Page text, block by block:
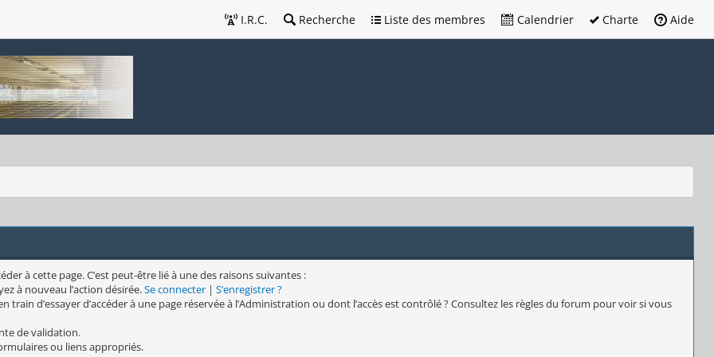
I.R.C. Recherche Liste des membres Calendrier Charte Aide
à cette page. C’est peut-être lié à une des raisons suivantes :
à nouveau l’action désirée.Se connecter | S’enregistrer ?
train d’essayer d’accéder à une page réservée à l’Administration ou dont l’accès est contrôlé ? Consultez les règles du forum pour voir si vous
de validation.
ou liens appropriés.